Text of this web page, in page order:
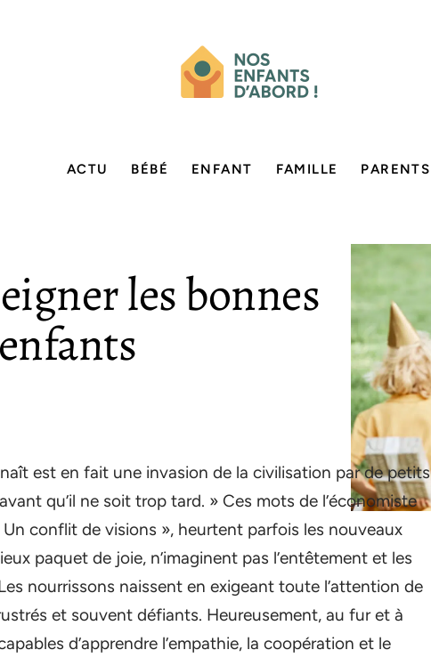
ACTU BÉBÉ ENFANT FAMILLE PARENTS
les bonnes
est en fait une invasion de la civilisation par de petits
qu’il ne soit trop tard. » Ces mots de l’économiste
conflit de visions », heurtent parfois les nouveaux
paquet de joie, n’imaginent pas l’entêtement et les
nourrissons naissent en exigeant toute l’attention de
et souvent défiants. Heureusement, au fur et à
d’apprendre l’empathie, la coopération et le